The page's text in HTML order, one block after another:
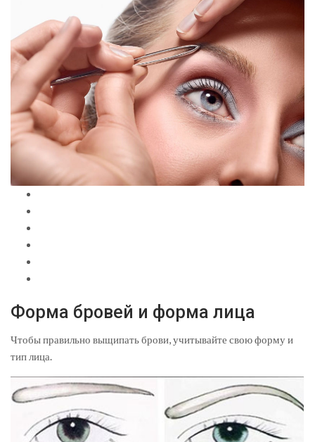
Форма бровей и форма лица
Чтобы правильно выщипать брови, учитывайте свою форму и
тип лица.